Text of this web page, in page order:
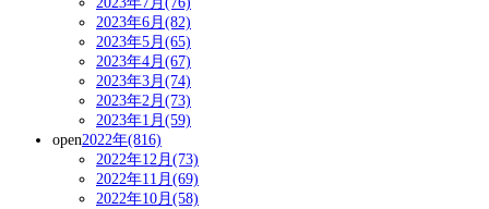
2023年6月(82)
2023年5月(65)
2023年4月(67)
2023年3月(74)
2023年2月(73)
2023年1月(59)
open2022年(816)
2022年12月(73)
2022年11月(69)
2022年10月(58)